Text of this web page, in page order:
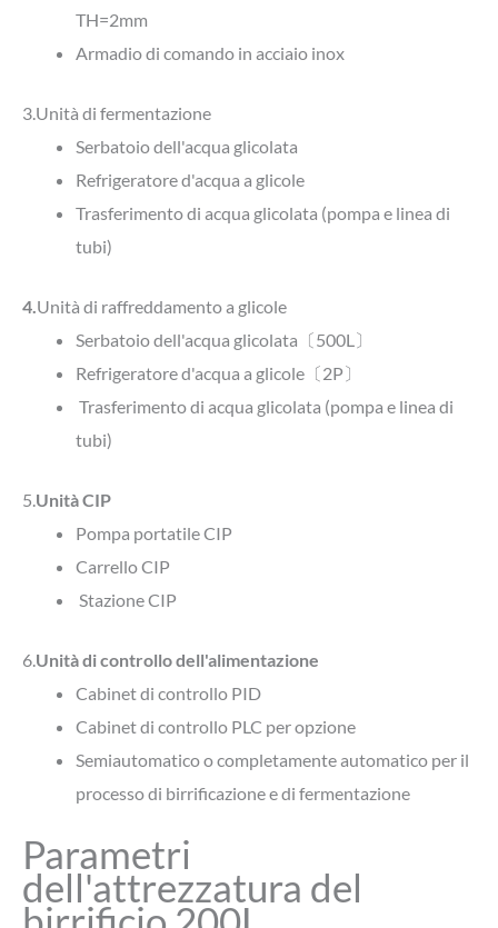
TH=2mm
Armadio di comando in acciaio inox
3.Unità di fermentazione
Serbatoio dell'acqua glicolata
Refrigeratore d'acqua a glicole
Trasferimento di acqua glicolata (pompa e linea di
tubi)
4. Unità di raffreddamento a glicole
Serbatoio dell'acqua glicolata〔500L〕
Refrigeratore d'acqua a glicole〔2P〕
Trasferimento di acqua glicolata (pompa e linea di
tubi)
5. Unità CIP
Pompa portatile CIP
Carrello CIP
Stazione CIP
6. Unità di controllo dell'alimentazione
Cabinet di controllo PID
Cabinet di controllo PLC per opzione
Semiautomatico o completamente automatico per il
processo di birrificazione e di fermentazione
Parametri
dell'attrezzatura del